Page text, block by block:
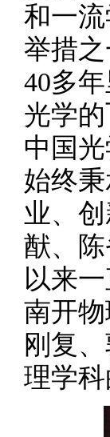
和一
举措
40多
光学
中国
始终
业、
猷、
以来
南开
刚复
理学